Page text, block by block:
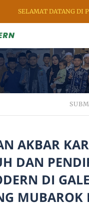
SELAMAT DATANG DI
AKBAR
DAN
DI
MUBAROK